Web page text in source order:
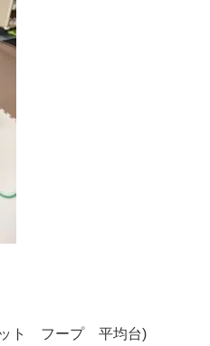
ット フープ 平均台)